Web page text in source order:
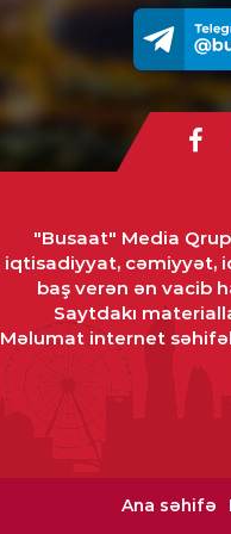
"Busaat" Media
iqtisadiyyat, cəmiyyət,
baş verən ən vacib
Saytdakı
Məlumat internet
Ana səhifə